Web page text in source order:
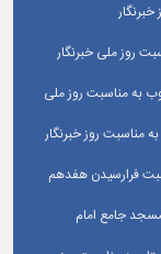
روز ملی خبرنگار
به مناسبت روز ملی
مناسبت روز خبرنگار
فرارسیدن هفدهم
جامع امام